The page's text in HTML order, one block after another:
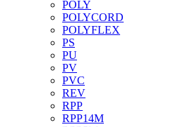
POLY
POLYCORD
POLYFLEX
PS
PU
PV
PVC
REV
RPP
RPP14M